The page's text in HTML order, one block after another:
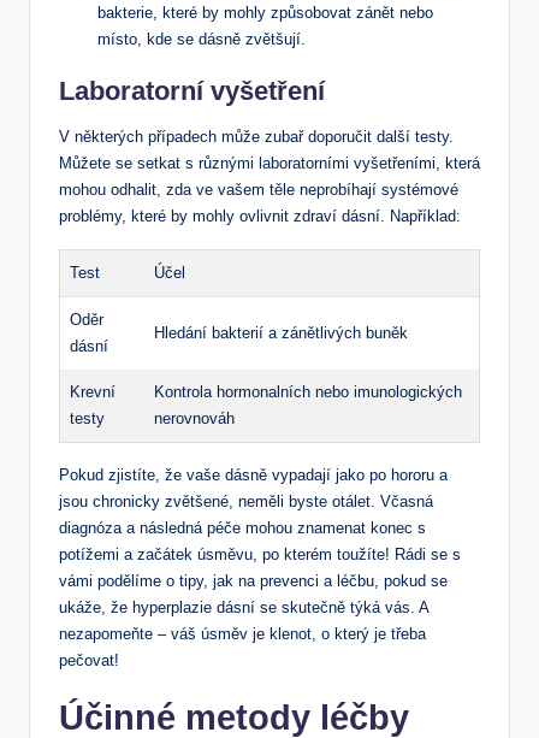
bakterie, které by mohly způsobovat zánět nebo
místo, kde se dásně zvětšují.
Laboratorní vyšetření
V některých případech může zubař doporučit další testy.
Můžete se setkat s různými laboratorními vyšetřeními, která
mohou odhalit, zda ve vašem těle neprobíhají systémové
problémy, které by mohly ovlivnit zdraví dásní. Například:
Test Účel
Oděr
dásní
Hledání bakterií a zánětlivých buněk
Krevní
testy
Kontrola hormonalních nebo imunologických
nerovnováh
Pokud zjistíte, že vaše dásně vypadají jako po hororu a
jsou chronicky zvětšené, neměli byste otálet. Včasná
diagnóza a následná péče mohou znamenat konec s
potížemi a začátek úsměvu, po kterém toužíte! Rádi se s
vámi podělíme o tipy, jak na prevenci a léčbu, pokud se
ukáže, že hyperplazie dásní se skutečně týká vás. A
nezapomeňte – váš úsměv je klenot, o který je třeba
pečovat!
Účinné metody léčby